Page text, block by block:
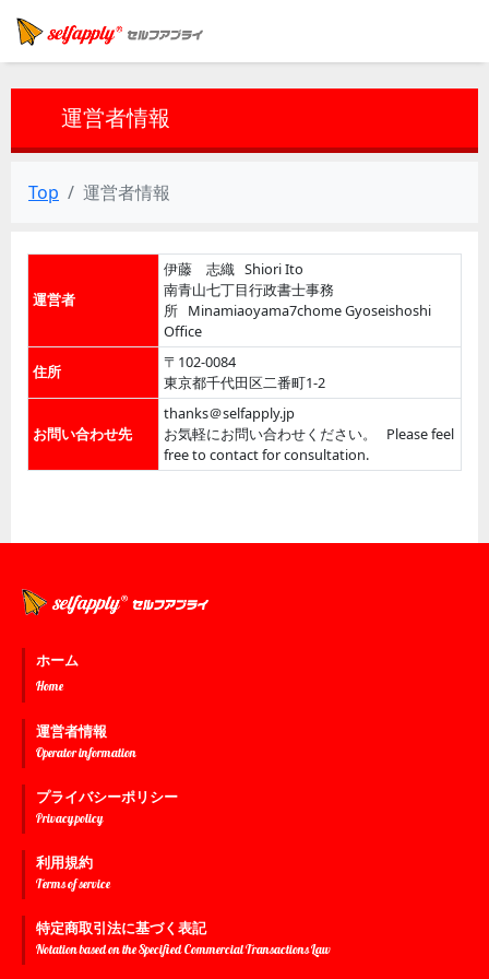
運営者情報
Top 運営者情報
運営者
伊藤 志織 Shiori Ito
南青山七丁目行政書士事務
所 Minamiaoyama7chome Gyoseishoshi
Office
住所
〒102-0084
東京都千代田区二番町1-2
お問い合わせ先
thanks＠selfapply.jp
お気軽にお問い合わせください。 Please feel
free to contact for consultation.
ホーム
Home
運営者情報
Operator information
プライバシーポリシー
Privacy policy
利用規約
Terms of service
特定商取引法に基づく表記
Notation based on the Specified Commercial Transactions Law